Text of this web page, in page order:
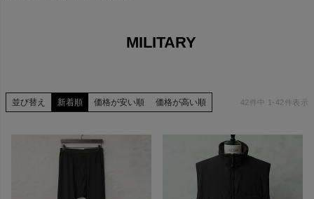
MILITARY
並び替え 新着順 価格が安い順 価格が高い順 42 件中 1 - 42 件表示